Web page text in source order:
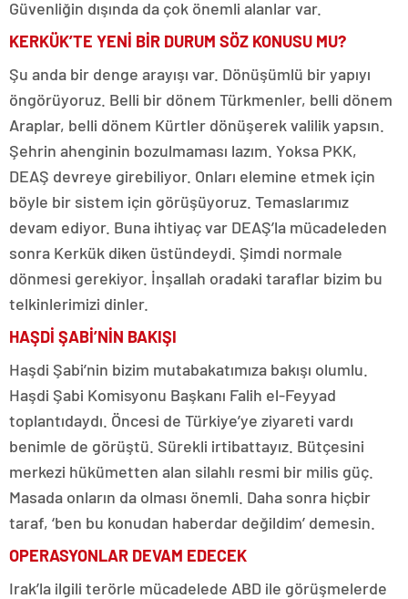
Güvenliğin dışında da çok önemli alanlar var.
KERKÜK’TE YENİ BİR DURUM SÖZ KONUSU MU?
Şu anda bir denge arayışı var. Dönüşümlü bir yapıyı
öngörüyoruz. Belli bir dönem Türkmenler, belli dönem
Araplar, belli dönem Kürtler dönüşerek valilik yapsın.
Şehrin ahenginin bozulmaması lazım. Yoksa PKK,
DEAŞ devreye girebiliyor. Onları elemine etmek için
böyle bir sistem için görüşüyoruz. Temaslarımız
devam ediyor. Buna ihtiyaç var DEAŞ’la mücadeleden
sonra Kerkük diken üstündeydi. Şimdi normale
dönmesi gerekiyor. İnşallah oradaki taraflar bizim bu
telkinlerimizi dinler.
HAŞDİ ŞABİ’NİN BAKIŞI
Haşdi Şabi’nin bizim mutabakatımıza bakışı olumlu.
Haşdi Şabi Komisyonu Başkanı Falih el-Feyyad
toplantıdaydı. Öncesi de Türkiye’ye ziyareti vardı
benimle de görüştü. Sürekli irtibattayız. Bütçesini
merkezi hükümetten alan silahlı resmi bir milis güç.
Masada onların da olması önemli. Daha sonra hiçbir
taraf, ‘ben bu konudan haberdar değildim’ demesin.
OPERASYONLAR DEVAM EDECEK
Irak’la ilgili terörle mücadelede ABD ile görüşmelerde